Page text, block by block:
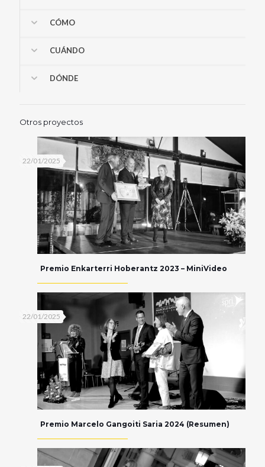
CÓMO
CUÁNDO
DÓNDE
Otros proyectos
22/01/2025
Premio Enkarterri Hoberantz 2023 – MiniVideo
22/01/2025
Premio Marcelo Gangoiti Saria 2024 (Resumen)